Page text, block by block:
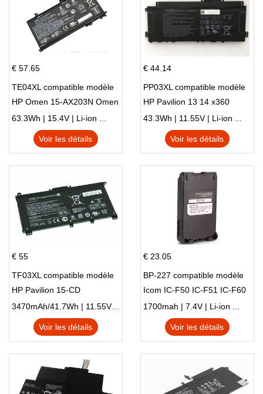
€ 57.65
TE04XL compatible modèle
HP Omen 15-AX203N Omen
15 Series Pavilion 15 Series
63.3Wh | 15.4V | Li-ion ...
Voir les détails
€ 44.14
PP03XL compatible modèle
HP Pavilion 13 14 x360
L83388-AC1 L83388-421
HSTNN-LB8S M01118-421
M01144-005 13-BB 14-DV
43.3Wh | 11.55V | Li-ion ...
Voir les détails
€ 55
TF03XL compatible modèle
HP Pavilion 15-CD
3470mAh/41.7Wh | 11.55V | Li-ion ...
Voir les détails
€ 23.05
BP-227 compatible modèle
Icom IC-F50 IC-F51 IC-F60
IC-F61 IC-M87
1700mah | 7.4V | Li-ion ...
Voir les détails